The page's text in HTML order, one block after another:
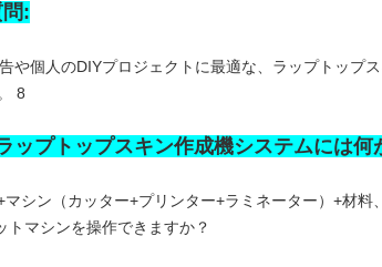
:
ップトップスキン作成機システムには何
マシン（カッター+プリンター+ラミネーター）+材料
トマシンを操作できますか？